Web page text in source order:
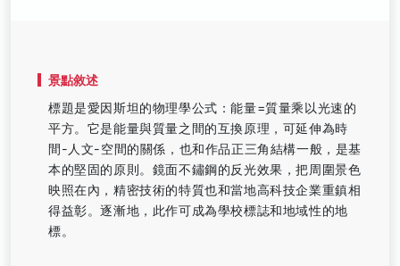
景點敘述
標題是愛因斯坦的物理學公式：能量=質量乘以光速的
平方。它是能量與質量之間的互換原理，可延伸為時
間-人文-空間的關係，也和作品正三角結構一般，是基
本的堅固的原則。鏡面不鏽鋼的反光效果，把周圍景色
映照在內，精密技術的特質也和當地高科技企業重鎮相
得益彰。逐漸地，此作可成為學校標誌和地域性的地
標。